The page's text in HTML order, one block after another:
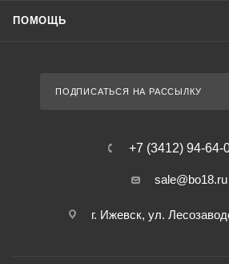
ПОМОЩЬ
ПОДПИСАТЬСЯ НА РАССЫЛКУ
+7 (3412) 94-64-
sale@bo18.ru
г. Ижевск, ул.